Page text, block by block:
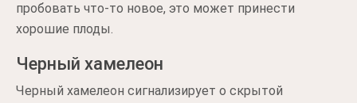
пробовать что-то новое, это может принести
хорошие плоды.
Черный хамелеон
Черный хамелеон сигнализирует о скрытой